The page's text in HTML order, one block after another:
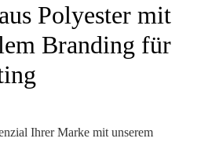
Polyester mit
Branding für
Ihrer Marke mit unserem